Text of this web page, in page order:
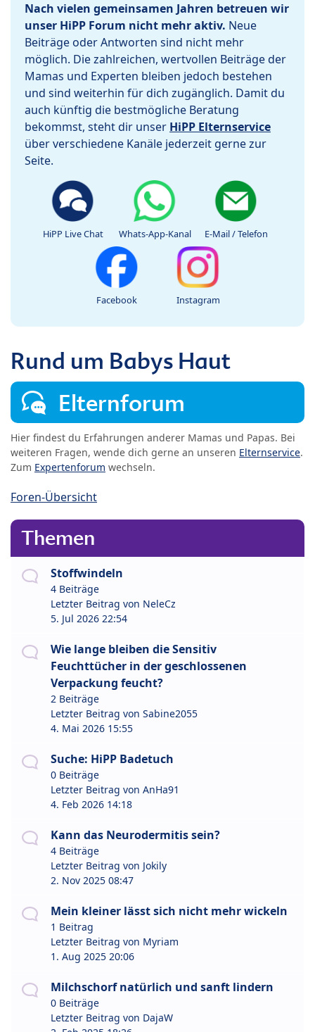
Nach vielen gemeinsamen Jahren betreuen wir
unser HiPP Forum nicht mehr aktiv. Neue
Beiträge oder Antworten sind nicht mehr
möglich. Die zahlreichen, wertvollen Beiträge der
Mamas und Experten bleiben jedoch bestehen
und sind weiterhin für dich zugänglich. Damit du
auch künftig die bestmögliche Beratung
bekommst, steht dir unser HiPP Elternservice
über verschiedene Kanäle jederzeit gerne zur
Seite.
HiPP Live Chat Whats-App-Kanal E-Mail / Telefon
Facebook Instagram
Rund um Babys Haut
Elternforum
Hier findest du Erfahrungen anderer Mamas und Papas. Bei
weiteren Fragen, wende dich gerne an unseren Elternservice.
Zum Expertenforum wechseln.
Foren-Übersicht
Themen
Stoffwindeln
4 Beiträge
Letzter Beitrag von NeleCz
5. Jul 2026 22:54
Wie lange bleiben die Sensitiv
Feuchttücher in der geschlossenen
Verpackung feucht?
2 Beiträge
Letzter Beitrag von Sabine2055
4. Mai 2026 15:55
Suche: HiPP Badetuch
0 Beiträge
Letzter Beitrag von AnHa91
4. Feb 2026 14:18
Kann das Neurodermitis sein?
4 Beiträge
Letzter Beitrag von Jokily
2. Nov 2025 08:47
Mein kleiner lässt sich nicht mehr wickeln
1 Beitrag
Letzter Beitrag von Myriam
1. Aug 2025 20:06
Milchschorf natürlich und sanft lindern
0 Beiträge
Letzter Beitrag von DajaW